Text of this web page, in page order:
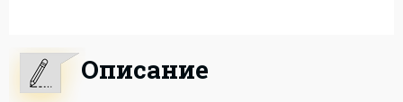
Описание